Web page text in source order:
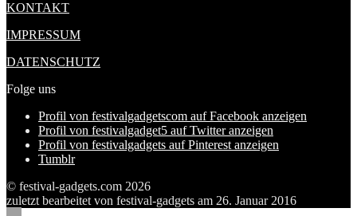
KONTAKT
IMPRESSUM
DATENSCHUTZ
Folge uns
Profil von festivalgadgetscom auf Facebook anzeigen
Profil von festivalgadget5 auf Twitter anzeigen
Profil von festivalgadgets auf Pinterest anzeigen
Tumblr
© festival-gadgets.com 2026
zuletzt bearbeitet von festival-gadgets am 26. Januar 2016